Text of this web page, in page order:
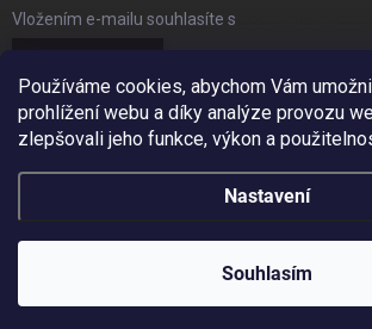
Používáme cookies, abychom Vám
prohlížení webu a díky analýze provozu
zlepšovali jeho funkce, výkon a
Nastavení
Souhlasím
Vložením e-mailu souhlasíte s
FACEBOOK
Copyright 2026BudešIN. Všechna práva
Redesign by Filipesmedia 🧡
10% SLEVA